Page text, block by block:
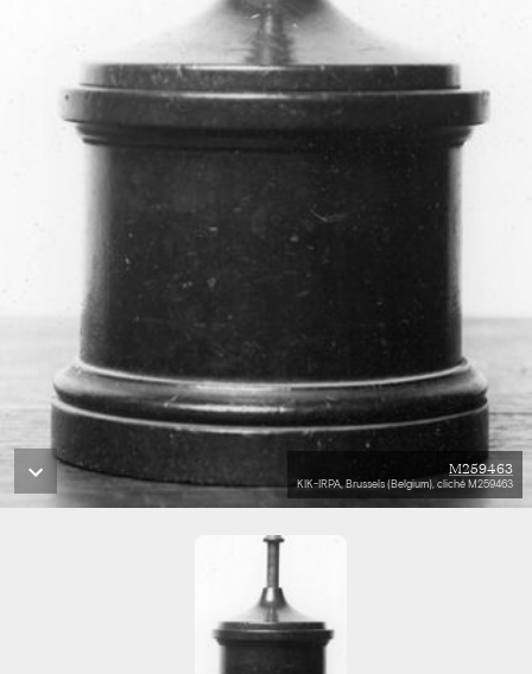
M259463
KIK-IRPA, Brussels (Belgium), cliché M259463